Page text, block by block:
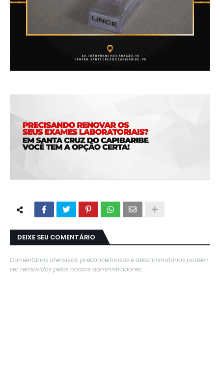
DEIXE SEU COMENTÁRIO
Comentários ofensivos, preconceituosos e descriminatórios podem
ser removidos pelos nossos administradores.